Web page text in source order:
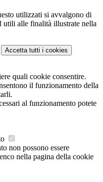
utilizzati si avvalgono di
utili alle finalità illustrate nella
Accetta tutti i cookies
quali cookie consentire.
il funzionamento della
al funzionamento potete
non possono essere
nella pagina della cookie